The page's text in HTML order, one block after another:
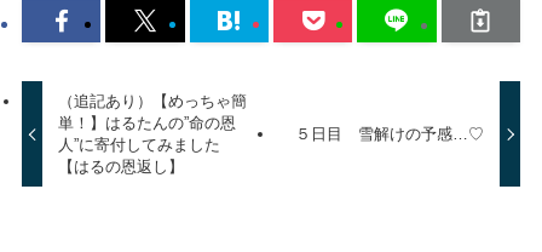
（追記あり）【めっちゃ簡
単！】はるたんの”命の恩
人”に寄付してみました
【はるの恩返し】
５日目 雪解けの予感…♡